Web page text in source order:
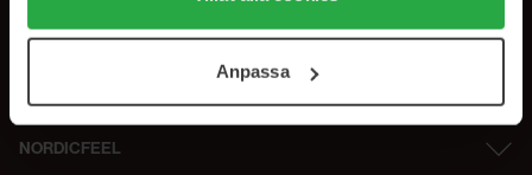
användningen av cookies. Du kan när som helst återkalla
samt vår Integritetspolicy.Anpassa
NORDICFEEL